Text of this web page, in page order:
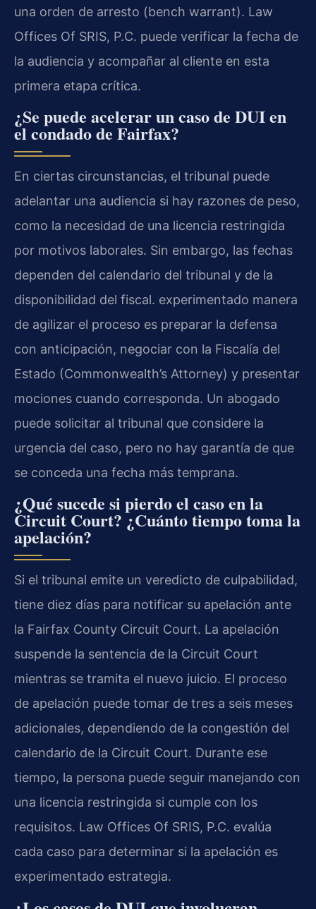
una orden de arresto (bench warrant). Law
Offices Of SRIS, P.C. puede verificar la fecha de
la audiencia y acompañar al cliente en esta
primera etapa crítica.
¿Se puede acelerar un caso de DUI en
el condado de Fairfax?
En ciertas circunstancias, el tribunal puede
adelantar una audiencia si hay razones de peso,
como la necesidad de una licencia restringida
por motivos laborales. Sin embargo, las fechas
dependen del calendario del tribunal y de la
disponibilidad del fiscal. experimentado manera
de agilizar el proceso es preparar la defensa
con anticipación, negociar con la Fiscalía del
Estado (Commonwealth’s Attorney) y presentar
mociones cuando corresponda. Un abogado
puede solicitar al tribunal que considere la
urgencia del caso, pero no hay garantía de que
se conceda una fecha más temprana.
¿Qué sucede si pierdo el caso en la
Circuit Court? ¿Cuánto tiempo toma la
apelación?
Si el tribunal emite un veredicto de culpabilidad,
tiene diez días para notificar su apelación ante
la Fairfax County Circuit Court. La apelación
suspende la sentencia de la Circuit Court
mientras se tramita el nuevo juicio. El proceso
de apelación puede tomar de tres a seis meses
adicionales, dependiendo de la congestión del
calendario de la Circuit Court. Durante ese
tiempo, la persona puede seguir manejando con
una licencia restringida si cumple con los
requisitos. Law Offices Of SRIS, P.C. evalúa
cada caso para determinar si la apelación es
experimentado estrategia.